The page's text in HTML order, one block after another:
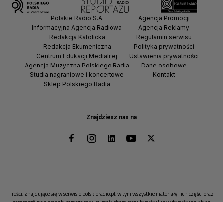
Znajdziesz nas na
Polskie Radio S.A.
Informacyjna Agencja Radiowa
Redakcja Katolicka
Redakcja Ekumeniczna
Centrum Edukacji Medialnej
Agencja Muzyczna Polskiego Radia
Studia nagraniowe i koncertowe
Sklep Polskiego Radia
Agencja Promocji
Agencja Reklamy
Regulamin serwisu
Polityka prywatności
Ustawienia prywatności
Dane osobowe
Kontakt
Treści, znajdujące się w serwisie polskieradio.pl, w tym wszystkie materiały i ich części oraz